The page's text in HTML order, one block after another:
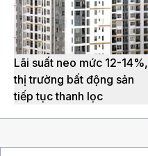
Lãi suất neo mức 12-14%,
thị trường bất động sản
tiếp tục thanh lọc